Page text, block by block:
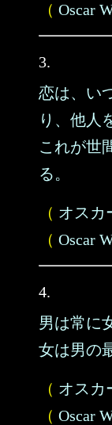
（ Oscar
3.
恋は、い
り、他人
これが世
る。
（ オスカ
（ Oscar
4.
男は常に
女は男の
（ オスカ
（ Oscar